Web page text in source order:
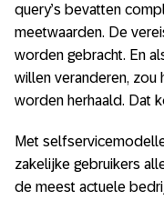
query’s bevatten
meetwaarden. De
worden gebracht. En
willen veranderen,
worden herhaald. Dat
Met
zakelijke gebruikers
de meest actuele